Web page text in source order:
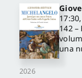
2026
142
una